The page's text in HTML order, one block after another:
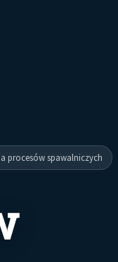
procesów spawalniczych